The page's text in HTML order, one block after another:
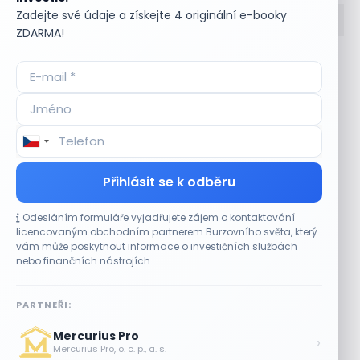
Zadejte své údaje a získejte 4 originální e-booky
ZDARMA!
Přihlásit se k odběru
Odesláním formuláře vyjadřujete zájem o kontaktování
licencovaným obchodním partnerem Burzovního světa, který
vám může poskytnout informace o investičních službách
nebo finančních nástrojích.
PARTNEŘI:
Mercurius Pro
Mercurius Pro, o. c. p., a. s. ›
Accumulate
ADR (Americké
depozitní certifikáty)
Advokátní úschova
Akcie
Akcie kmenová
Akcie na doručitele
Akcie prioritní
Akciové riziko (Risk On
Shares)
Akciové trhy
Akontace
(AUV)
Alokace
Alokace (IPO)
Komoditní trhy
Kontinuální režim
Korporátní dluhopisy
Kotovaná měna
Krátká pozice
Krátká pozice (short
selling)
Krátký klient
Křížový kurz
Kurz cenného papíru